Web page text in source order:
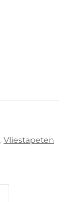
, Vliestapeten